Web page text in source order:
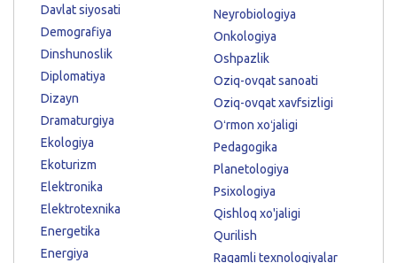
Davlat siyosati
Demografiya
Dinshunoslik
Diplomatiya
Dizayn
Dramaturgiya
Ekologiya
Ekoturizm
Elektronika
Elektrotexnika
Energetika
Energiya
Neyrobiologiya
Onkologiya
Oshpazlik
Oziq-ovqat sanoati
Oziq-ovqat xavfsizligi
Oʻrmon xoʻjaligi
Pedagogika
Planetologiya
Psixologiya
Qishloq xo'jaligi
Qurilish
Raqamli texnologiyalar